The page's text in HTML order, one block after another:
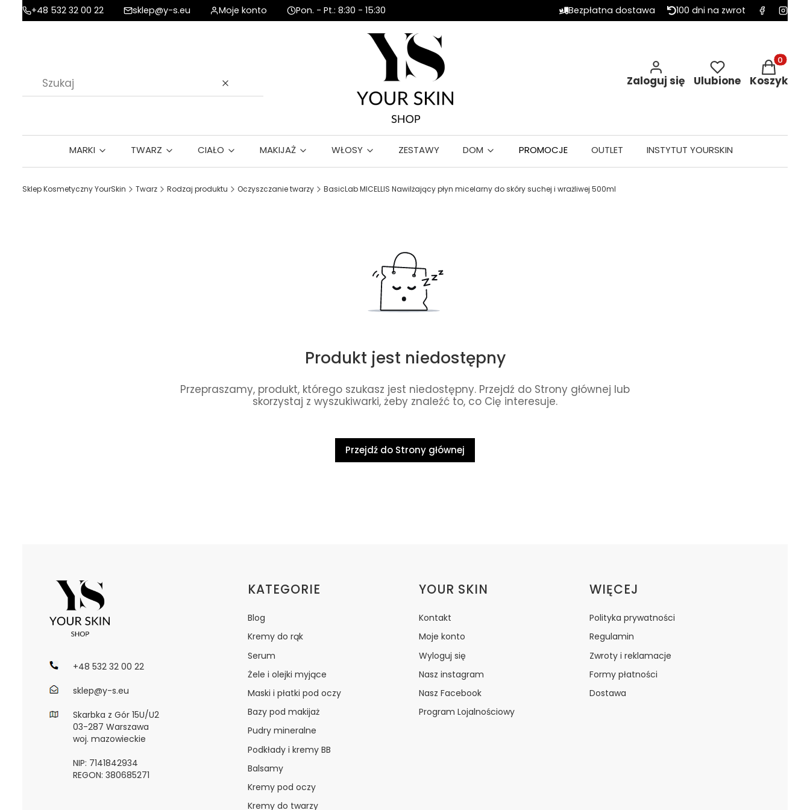
+48 532 32 00 22 sklep@y-s.eu Moje konto Pon. - Pt.: 8:30 - 15:30 Bezpłatna dostawa 100 dni na zwrot
Wyczyść
Zaloguj się Ulubione
Produkty
Koszyk
MARKI TWARZ CIAŁO MAKIJAŻ WŁOSY ZESTAWY DOM PROMOCJE OUTLET INSTYTUT YOURSKIN
Sklep Kosmetyczny YourSkin Twarz Rodzaj produktu Oczyszczanie twarzy BasicLab MICELLIS Nawilżający płyn micelarny do skóry suchej i wrażliwej 500ml
Produkt jest niedostępny
Przepraszamy, produkt, którego szukasz jest niedostępny. Przejdź do Strony głównej lub
skorzystaj z wyszukiwarki, żeby znaleźć to, co Cię interesuje.
Przejdź do Strony głównej
+48 532 32 00 22
sklep@y-s.eu
Skarbka z Gór 15U/U2
03-287 Warszawa
woj. mazowieckie
NIP: 7141842934
REGON: 380685271
Linki w stopce
KATEGORIE
Blog
Kremy do rąk
Serum
Żele i olejki myjące
Maski i płatki pod oczy
Bazy pod makijaż
Pudry mineralne
Podkłady i kremy BB
Balsamy
Kremy pod oczy
Kremy do twarzy
YOUR SKIN
Kontakt
Moje konto
Wyloguj się
Nasz instagram
Nasz Facebook
Program Lojalnościowy
WIĘCEJ
Polityka prywatności
Regulamin
Zwroty i reklamacje
Formy płatności
Dostawa